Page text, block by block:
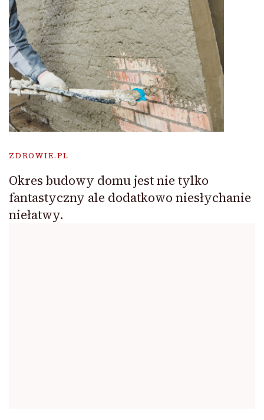
ZDROWIE.PL
Okres budowy domu jest nie tylko
fantastyczny ale dodatkowo niesłychanie
niełatwy.